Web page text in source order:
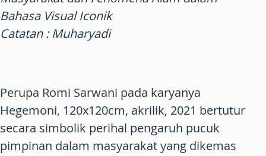
Bahasa Visual Iconik
Catatan : Muharyadi
Perupa Romi Sarwani pada karyanya
Hegemoni, 120x120cm, akrilik, 2021 bertutur
secara simbolik perihal pengaruh pucuk
pimpinan dalam masyarakat yang dikemas